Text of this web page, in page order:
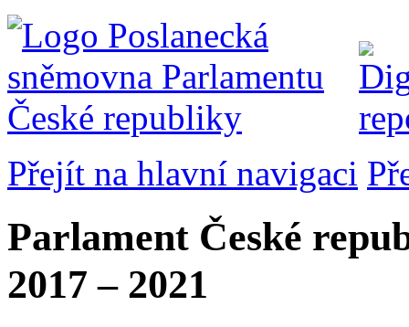
Přejít na hlavní navigaci
Parlament České
2017 – 2021